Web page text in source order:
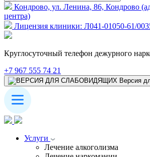
Кондрово, ул. Ленина, 86, Кондрово
центра)
Лицензия клиники: Л041-01050-61/
Круглосуточный телефон дежурного
+7 967 555 74 21
Версия
Услуги
Лечение алкоголизма